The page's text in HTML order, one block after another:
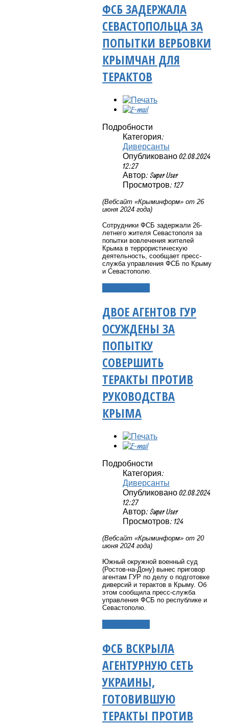
ФСБ ЗАДЕРЖАЛА
СЕВАСТОПОЛЬЦА ЗА
ПОПЫТКИ ВЕРБОВКИ
КРЫМЧАН ДЛЯ
ТЕРАКТОВ
Подробности
Категория:
Диверсанты
Опубликовано 02.08.2024
12:27
Автор: Super User
Просмотров: 127
(Вебсайт «Крыминформ» от 26
июня 2024 года)
Сотрудники ФСБ задержали 26-
летнего жителя Севастополя за
попытки вовлечения жителей
Крыма в террористическую
деятельность, сообщает пресс-
служба управления ФСБ по Крыму
и Севастополю.
ДВОЕ АГЕНТОВ ГУР
ОСУЖДЕНЫ ЗА
ПОПЫТКУ
СОВЕРШИТЬ
ТЕРАКТЫ ПРОТИВ
РУКОВОДСТВА
КРЫМА
Подробности
Категория:
Диверсанты
Опубликовано 02.08.2024
12:27
Автор: Super User
Просмотров: 124
(Вебсайт «Крыминформ» от 20
июня 2024 года)
Южный окружной военный суд
(Ростов-на-Дону) вынес приговор
агентам ГУР по делу о подготовке
диверсий и терактов в Крыму. Об
этом сообщила пресс-служба
управления ФСБ по республике и
Севастополю.
ФСБ ВСКРЫЛА
АГЕНТУРНУЮ СЕТЬ
УКРАИНЫ,
ГОТОВИВШУЮ
ТЕРАКТЫ ПРОТИВ